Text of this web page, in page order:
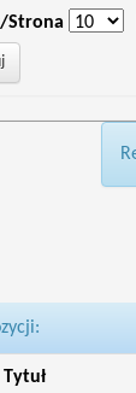
Strona
Tytuł